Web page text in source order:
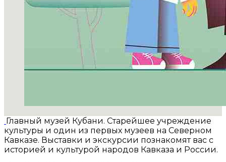
Главный музей Кубани. Старейшее учреждение
культуры и один из первых музеев на Северном
Кавказе. Выставки и экскурсии познакомят вас с
историей и культурой народов Кавказа и России.